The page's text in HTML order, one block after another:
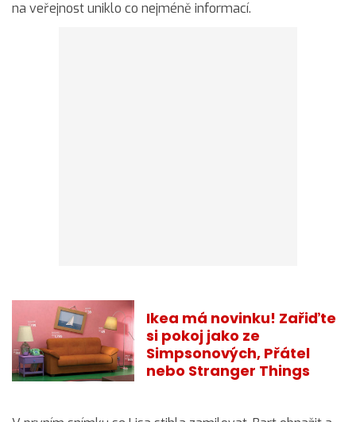
na veřejnost uniklo co nejméně informací.
Ikea má novinku! Zařiďte
si pokoj jako ze
Simpsonových, Přátel
nebo Stranger Things